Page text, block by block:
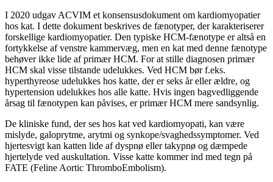
I 2020 udgav ACVIM et konsensusdokument om kardiomyopatier
hos kat. I dette dokument beskrives de fænotyper, der karakteriserer
forskellige kardiomyopatier. Den typiske HCM-fænotype er altså en
fortykkelse af venstre kammervæg, men en kat med denne fænotype
behøver ikke lide af primær HCM. For at stille diagnosen primær
HCM skal visse tilstande udelukkes. Ved HCM bør f.eks.
hyperthyreose udelukkes hos katte, der er seks år eller ældre, og
hypertension udelukkes hos alle katte. Hvis ingen bagvedliggende
årsag til fænotypen kan påvises, er primær HCM mere sandsynlig.
De kliniske fund, der ses hos kat ved kardiomyopati, kan være
mislyde, galoprytme, arytmi og synkope/svaghedssymptomer. Ved
hjertesvigt kan katten lide af dyspnø eller takypnø og dæmpede
hjertelyde ved auskultation. Visse katte kommer ind med tegn på
FATE (Feline Aortic ThromboEmbolism).